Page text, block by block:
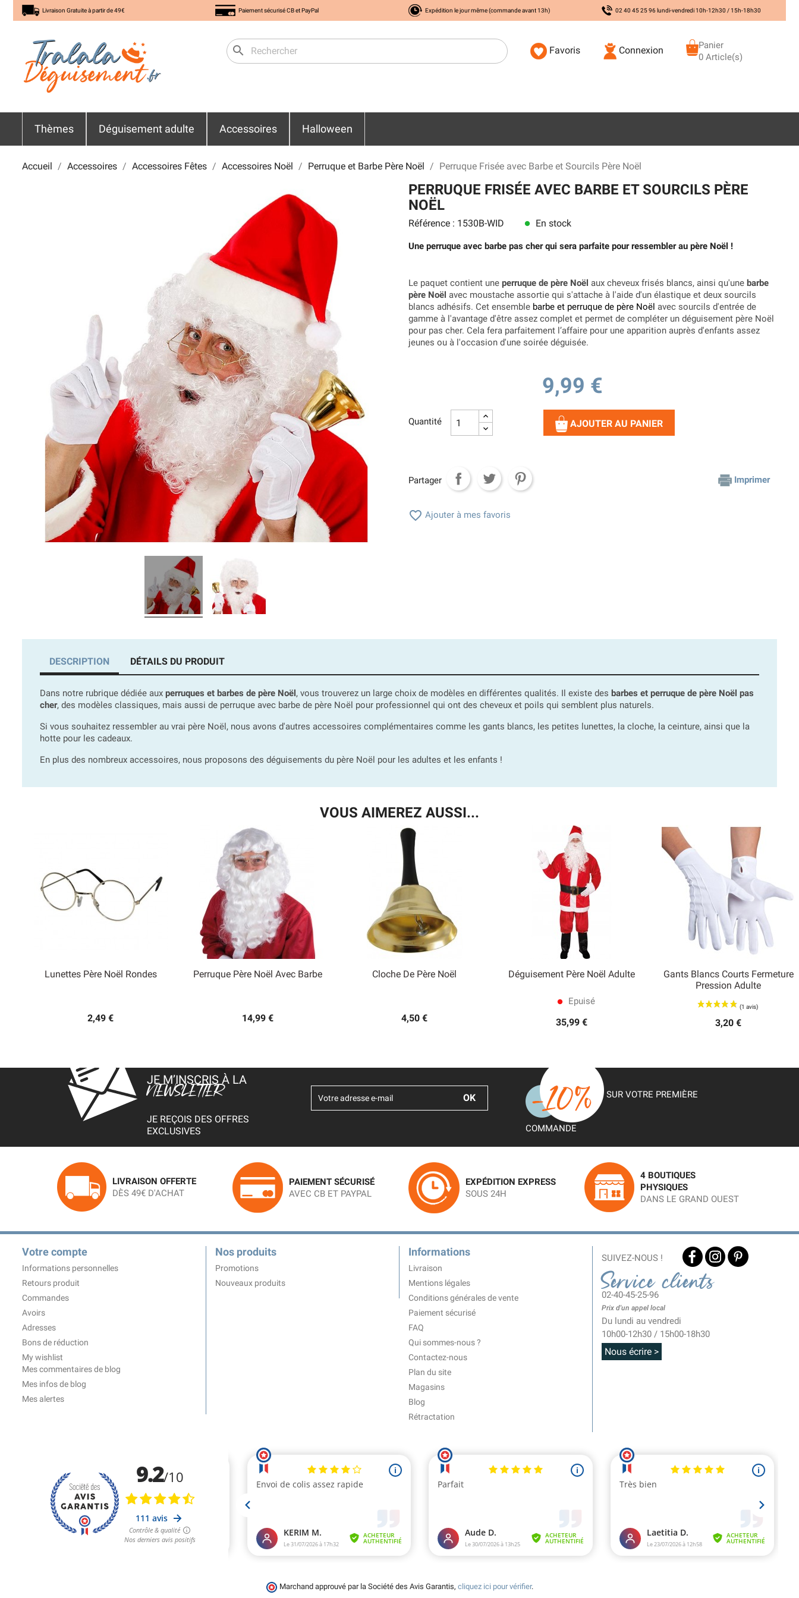
Livraison Gratuite à partir de 49€ Paiement sécurisé CB et PayPal Expédition le jour même (commande avant 13h) 02 40 45 25 96 lundi-vendredi 10h-12h30 / 15h-18h30
search Favoris Connexion
Panier
0 Article(s)
Thèmes Déguisement adulte Accessoires Halloween
Accueil Accessoires Accessoires Fêtes Accessoires Noël Perruque et Barbe Père Noël Perruque Frisée avec Barbe et Sourcils Père Noël
PERRUQUE FRISÉE AVEC BARBE ET SOURCILS PÈRE
NOËL
Référence : 1530B-WID lens En stock
Une perruque avec barbe pas cher qui sera parfaite pour ressembler au père Noël !
Le paquet contient une perruque de père Noël aux cheveux frisés blancs, ainsi qu'une barbe
père Noël avec moustache assortie qui s'attache à l'aide d'un élastique et deux sourcils
blancs adhésifs. Cet ensemble barbe et perruque de père Noël avec sourcils d'entrée de
gamme à l'avantage d'être assez complet et permet de compléter un déguisement père Noël
pour pas cher. Cela fera parfaitement l’affaire pour une apparition auprès d'enfants assez
jeunes ou à l'occasion d'une soirée déguisée.
9,99 €
Quantité AJOUTER AU PANIER
Partager Imprimer
 Ajouter à mes favoris
DESCRIPTION DÉTAILS DU PRODUIT
Dans notre rubrique dédiée aux perruques et barbes de père Noël , vous trouverez un large choix de modèles en différentes qualités. Il existe des barbes et perruque de père Noël pas
cher, des modèles classiques, mais aussi de perruque avec barbe de père Noël pour professionnel qui ont des cheveux et poils qui semblent plus naturels.
Si vous souhaitez ressembler au vrai père Noël, nous avons d'autres accessoires complémentaires comme les gants blancs, les petites lunettes, la cloche, la ceinture, ainsi que la
hotte pour les cadeaux.
En plus des nombreux accessoires, nous proposons des déguisements du père Noël pour les adultes et les enfants !
VOUS AIMEREZ AUSSI...
Lunettes Père Noël Rondes
2,49 €
Perruque Père Noël Avec Barbe
14,99 €
Cloche De Père Noël
4,50 €
Déguisement Père Noël Adulte
lens Epuisé
35,99 €
Gants Blancs Courts Fermeture
Pression Adulte
3,20 €
Aperçu rapide
JE M’INSCRIS À LA
NEWSLETTER
JE REÇOIS DES OFFRES
EXCLUSIVES
SUR VOTRE PREMIÈRE
COMMANDE
LIVRAISON OFFERTE
DÈS 49€ D'ACHAT
PAIEMENT SÉCURISÉ
AVEC CB ET PAYPAL
EXPÉDITION EXPRESS
SOUS 24H
4 BOUTIQUES
PHYSIQUES
DANS LE GRAND OUEST
Votre compte
Informations personnelles
Retours produit
Commandes
Avoirs
Adresses
Bons de réduction
My wishlist
Mes commentaires de blog
Mes infos de blog
Mes alertes
Nos produits
Promotions
Nouveaux produits
Informations
Livraison
Mentions légales
Conditions générales de vente
Paiement sécurisé
FAQ
Qui sommes-nous ?
Contactez-nous
Plan du site
Magasins
Blog
Rétractation
SUIVEZ-NOUS !
Service clients
02-40-45-25-96
Prix d'un appel local
Du lundi au vendredi
10h00-12h30 / 15h00-18h30
Nous écrire >
Marchand approuvé par la Société des Avis Garantis, cliquez ici pour vérifier.